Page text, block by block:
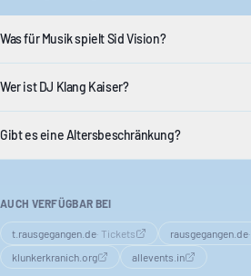
Was für Musik spielt Sid Vision?
Wer ist DJ Klang Kaiser?
Gibt es eine Altersbeschränkung?
AUCH VERFÜGBAR BEI
t.rausgegangen.de· Tickets rausgegangen.de·
klunkerkranich.org
allevents.in